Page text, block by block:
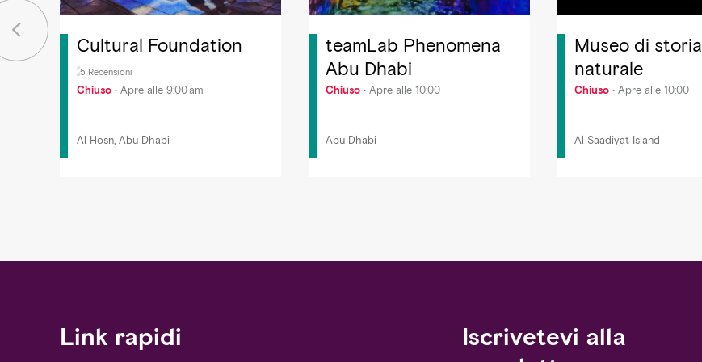
Cultural Foundation
5 Recensioni
Chiuso Apre alle 9:00 am
Al Hosn, Abu Dhabi
teamLab Phenomena
Abu Dhabi
Chiuso Apre alle 10:00
Abu Dhabi
Museo di storia
naturale
Chiuso Apre alle 10:00
Al Saadiyat Island
Link rapidi
Iscrivetevi alla